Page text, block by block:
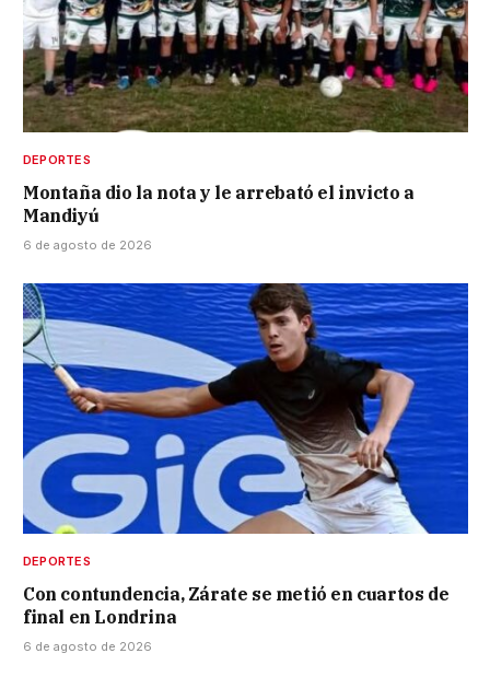
DEPORTES
Montaña dio la nota y le arrebató el invicto a
Mandiyú
6 de agosto de 2026
DEPORTES
Con contundencia, Zárate se metió en cuartos de
final en Londrina
6 de agosto de 2026